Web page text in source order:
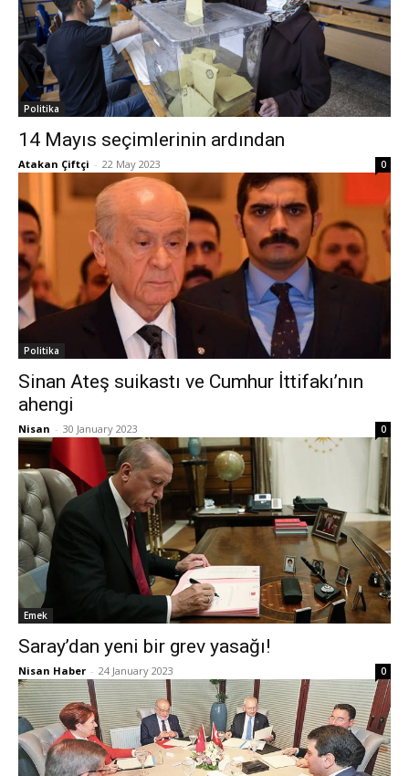
Politika
14 Mayıs seçimlerinin ardından
Atakan Çiftçi - 22 May 2023 0
Politika
Sinan Ateş suikastı ve Cumhur İttifakı’nın
ahengi
Nisan - 30 January 2023 0
Emek
Saray’dan yeni bir grev yasağı!
Nisan Haber - 24 January 2023 0